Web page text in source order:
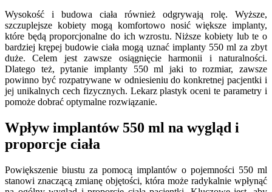
Wysokość i budowa ciała również odgrywają rolę. Wyższe,
szczuplejsze kobiety mogą komfortowo nosić większe implanty,
które będą proporcjonalne do ich wzrostu. Niższe kobiety lub te o
bardziej krępej budowie ciała mogą uznać implanty 550 ml za zbyt
duże. Celem jest zawsze osiągnięcie harmonii i naturalności.
Dlatego też, pytanie implanty 550 ml jaki to rozmiar, zawsze
powinno być rozpatrywane w odniesieniu do konkretnej pacjentki i
jej unikalnych cech fizycznych. Lekarz plastyk oceni te parametry i
pomoże dobrać optymalne rozwiązanie.
Wpływ implantów 550 ml na wygląd i
proporcje ciała
Powiększenie biustu za pomocą implantów o pojemności 550 ml
stanowi znaczącą zmianę objętości, która może radykalnie wpłynąć